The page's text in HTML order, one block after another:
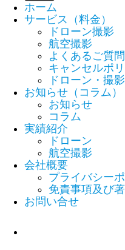
ホーム
サービス（料金）
ドローン撮影
航空撮影
よくあるご質問
キャンセルポ
ドローン・撮
お知らせ（コラム）
お知らせ
コラム
実績紹介
ドローン
航空撮影
会社概要
プライバシー
免責事項及び
お問い合せ